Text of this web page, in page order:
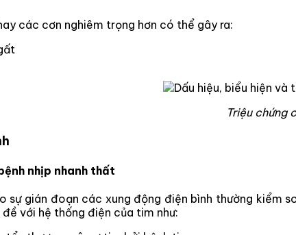
các cơn nghiêm trọng hơn có thể gây ra:
Triệu chứng
nhịp nhanh thất
sự gián đoạn các xung động điện bình thường
với hệ thống điện của tim như: